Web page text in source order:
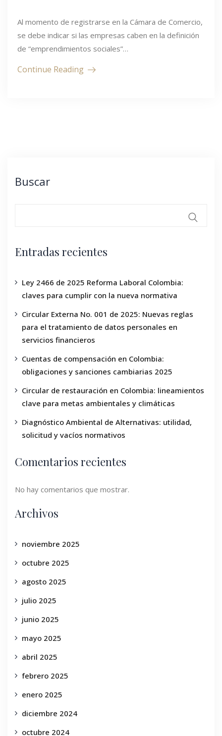
Al momento de registrarse en la Cámara de Comercio,
se debe indicar si las empresas caben en la definición
de “emprendimientos sociales”…
Continue Reading
Buscar
Entradas recientes
Ley 2466 de 2025 Reforma Laboral Colombia:
claves para cumplir con la nueva normativa
Circular Externa No. 001 de 2025: Nuevas reglas
para el tratamiento de datos personales en
servicios financieros
Cuentas de compensación en Colombia:
obligaciones y sanciones cambiarias 2025
Circular de restauración en Colombia: lineamientos
clave para metas ambientales y climáticas
Diagnóstico Ambiental de Alternativas: utilidad,
solicitud y vacíos normativos
Comentarios recientes
No hay comentarios que mostrar.
Archivos
noviembre 2025
octubre 2025
agosto 2025
julio 2025
junio 2025
mayo 2025
abril 2025
febrero 2025
enero 2025
diciembre 2024
octubre 2024